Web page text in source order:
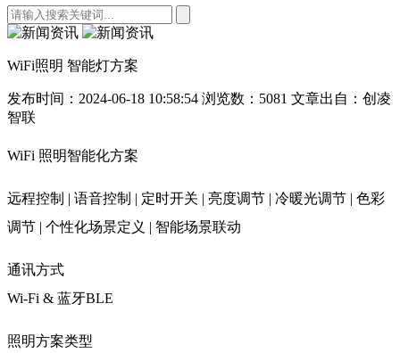
WiFi照明 智能灯方案
发布时间：2024-06-18 10:58:54 浏览数：5081 文章出自：创凌
智联
WiFi 照明智能化方案
远程控制 | 语音控制 | 定时开关 | 亮度调节 | 冷暖光调节 | 色彩
调节 | 个性化场景定义 | 智能场景联动
通讯方式
Wi-Fi & 蓝牙BLE
照明方案类型